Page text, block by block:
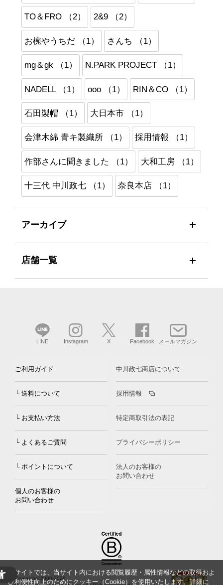
TO＆FRO （2） 2&9 （2）
お椀やうちだ （1） さんち （1）
mg＆gk （1） N.PARK PROJECT （1）
NADELL （1） ooo （1） RIN＆CO （1）
石田製帽 （1） 大日本市 （1）
会津木綿 青キ製織所 （1） 採用情報 （1）
作部さんに聞きました （1） 大和工房 （1）
十三代 中川政七 （1） 奈良本店 （1）
アーカイブ
店舗一覧
LINE Instagram X Facebook メールマガジン
ご利用ガイド
└ 送料について
└ お支払い方法
└ よくあるご質問
└ ポイントについて
個人のお客様の
お問い合わせ
中川政七商店について
採用情報
特定商取引法の表記
プライバシーポリシー
法人のお客様の
お問い合わせ
Copyright©2000-2026
当サイトでは、当サイト内における閲覧履歴・属性情報などの取得およ
び利便性向上のためにクッキー（Cookie）を使用いたします。詳細に